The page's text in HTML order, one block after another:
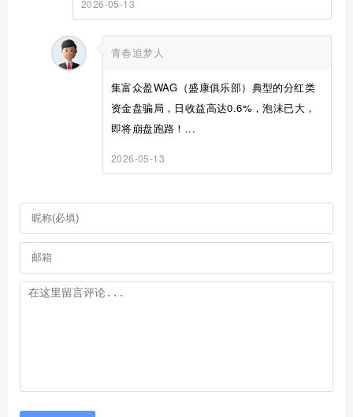
2026-05-13
青春追梦人
集富众盈WAG（盛康俱乐部）典型的分红类
资金盘骗局，日收益高达0.6%，泡沫已大，
即将崩盘跑路！...
2026-05-13